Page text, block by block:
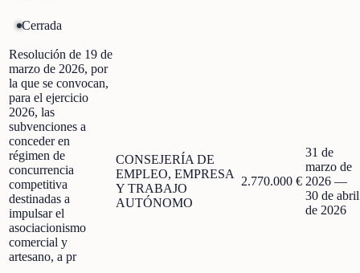
Cerrada
Resolución de 19 de
marzo de 2026, por
la que se convocan,
para el ejercicio
2026, las
subvenciones a
conceder en
régimen de
concurrencia
competitiva
destinadas a
impulsar el
asociacionismo
comercial y
artesano, a pr
CONSEJERÍA DE
EMPLEO, EMPRESA
Y TRABAJO
AUTÓNOMO
2.770.000 €
31 de
marzo de
2026 —
30 de abril
de 2026